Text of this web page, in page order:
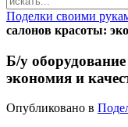
Поделки своими
салонов красоты:
Б/у
экономия и
Опубликовано в